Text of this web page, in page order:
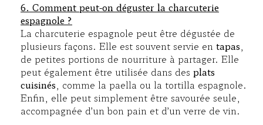
6. Comment peut-on déguster la charcuterie
espagnole ?
La charcuterie espagnole peut être dégustée de
plusieurs façons. Elle est souvent servie en tapas
de petites portions de nourriture à partager. Elle
peut également être utilisée dans des plats
cuisinés , comme la paella ou la tortilla espagnole.
Enfin, elle peut simplement être savourée seule,
accompagnée d’un bon pain et d’un verre de vin.